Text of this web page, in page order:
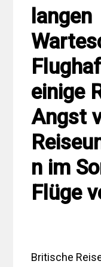
langen
einige
Angst
n im
Flüge
Britische